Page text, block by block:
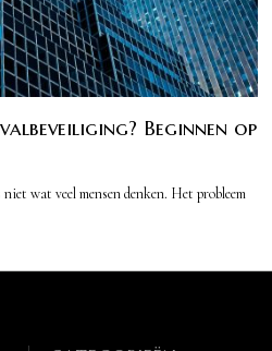
Beginnen op
wat veel mensen denken. Het probleem